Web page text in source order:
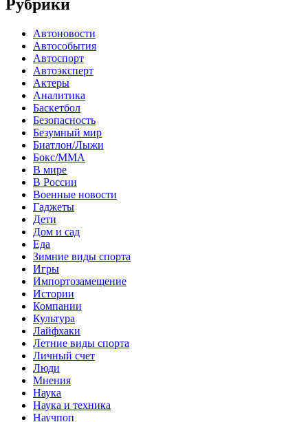
Рубрики
Автоновости
Автособытия
Автоспорт
Автоэксперт
Актеры
Аналитика
Баскетбол
Безопасность
Безумный мир
Биатлон/Лыжи
Бокс/MMA
В мире
В России
Военные новости
Гаджеты
Дети
Дом и сад
Еда
Зимние виды спорта
Игры
Импортозамещение
Истории
Компании
Культура
Лайфхаки
Летние виды спорта
Личный счет
Люди
Мнения
Наука
Наука и техника
Научпоп